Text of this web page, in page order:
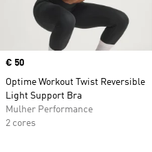
Price
€ 50
Optime Workout Twist Reversible
Light Support Bra
Mulher Performance
2 cores